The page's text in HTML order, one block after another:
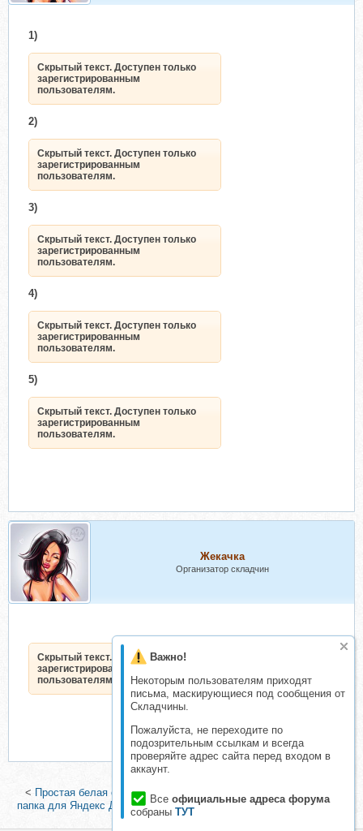
Важно!
Некоторым пользователям приходят
письма, маскирующиеся под сообщения от
Складчины.
Пожалуйста, не переходите по
подозрительным ссылкам и всегда
проверяйте адрес сайта перед входом в
аккаунт.
Все официальные адреса форума
собраны ТУТ
1)
Скрытый текст. Доступен только
зарегистрированным
пользователям.
2)
Скрытый текст. Доступен только
зарегистрированным
пользователям.
3)
Скрытый текст. Доступен только
зарегистрированным
пользователям.
4)
Скрытый текст. Доступен только
зарегистрированным
пользователям.
5)
Скрытый текст. Доступен только
зарегистрированным
пользователям.
Жекачка
Организатор складчин
Скрытый текст. Доступен только
зарегистрированным
пользователям.
< Простая белая схема дохода, можно без вложений |
папка для Яндекс Диска. Работа с оплатой от 1250 рублей в час